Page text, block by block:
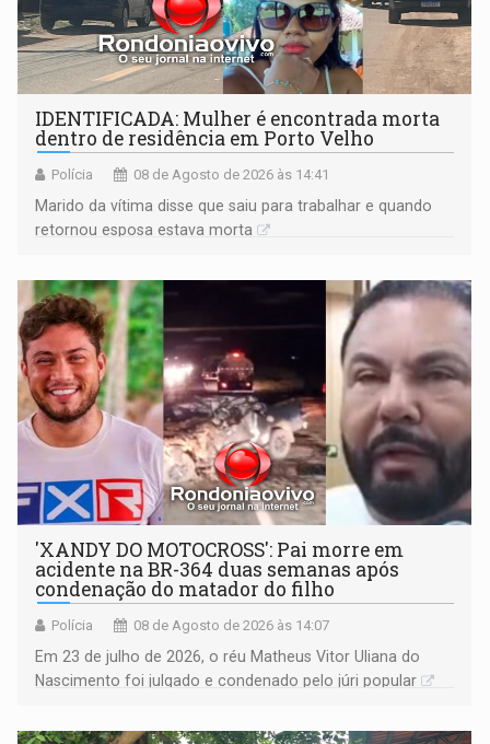
IDENTIFICADA: Mulher é encontrada morta
dentro de residência em Porto Velho
Polícia 08 de Agosto de 2026 às 14:41
Marido da vítima disse que saiu para trabalhar e quando
retornou esposa estava morta
'XANDY DO MOTOCROSS': Pai morre em
acidente na BR-364 duas semanas após
condenação do matador do filho
Polícia 08 de Agosto de 2026 às 14:07
Em 23 de julho de 2026, o réu Matheus Vitor Uliana do
Nascimento foi julgado e condenado pelo júri popular